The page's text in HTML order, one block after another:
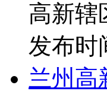
高新辖
发布时
兰州高